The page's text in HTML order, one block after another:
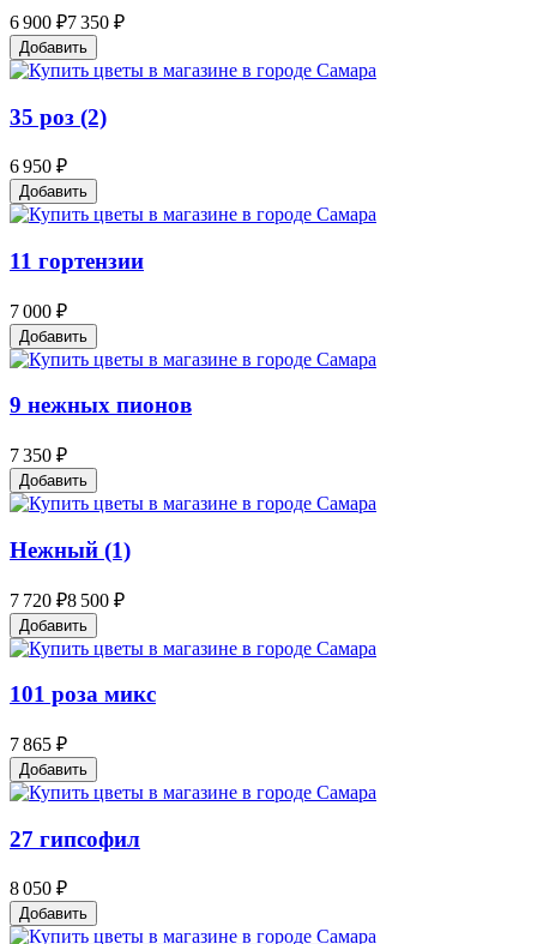
6 900 ₽7 350 ₽
Добавить
35 роз (2)
6 950 ₽
Добавить
11 гортензии
7 000 ₽
Добавить
9 нежных пионов
7 350 ₽
Добавить
Нежный (1)
7 720 ₽8 500 ₽
Добавить
101 роза микс
7 865 ₽
Добавить
27 гипсофил
8 050 ₽
Добавить